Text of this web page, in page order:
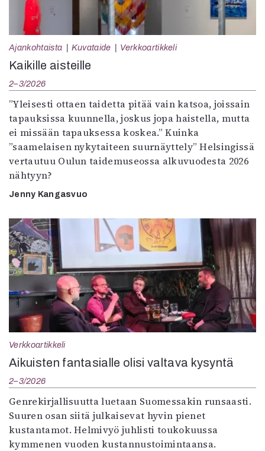
Ajankohtaista Kuvataide Verkkoartikkeli
Kaikille aisteille
2–3/2026
”Yleisesti ottaen taidetta pitää vain katsoa, joissain
tapauksissa kuunnella, joskus jopa haistella, mutta
ei missään tapauksessa koskea.” Kuinka
”saamelaisen nykytaiteen suurnäyttely” Helsingissä
vertautuu Oulun taidemuseossa alkuvuodesta 2026
nähtyyn?
Jenny Kangasvuo
Verkkoartikkeli
Aikuisten fantasialle olisi valtava kysyntä
2–3/2026
Genrekirjallisuutta luetaan Suomessakin runsaasti.
Suuren osan siitä julkaisevat hyvin pienet
kustantamot. Helmivyö juhlisti toukokuussa
kymmenen vuoden kustannustoimintaansa.